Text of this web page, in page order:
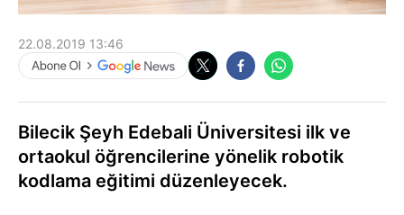
22.08.2019 13:46
Bilecik Şeyh Edebali Üniversitesi ilk ve
ortaokul öğrencilerine yönelik robotik
kodlama eğitimi düzenleyecek.